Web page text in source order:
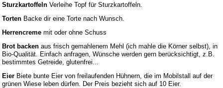
Sturzkartoffeln Verleihe Topf für Sturzkartoffeln.
Torten Backe dir eine Torte nach Wunsch.
Herrencreme mit oder ohne Schuss
Brot backen aus frisch gemahlenem Mehl (ich mahle die Körner selbst), in
Bio-Qualität. Einfach anfragen, Wünsche werden gern berücksichtigt, z.B.
bestimmtes Getreide, glutenfrei...
Eier Biete bunte Eier von freilaufenden Hühnern, die im Mobilstall auf der
grünen Wiese leben dürfen. Der Preis bezieht sich auf 10 Eier.